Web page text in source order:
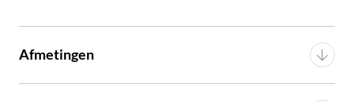
Afmetingen
GA NAAR WINKELMANDJE